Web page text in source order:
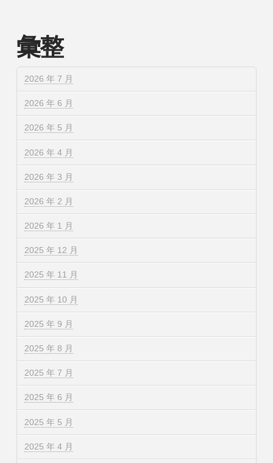
彙整
2026 年 7 月
2026 年 6 月
2026 年 5 月
2026 年 4 月
2026 年 3 月
2026 年 2 月
2026 年 1 月
2025 年 12 月
2025 年 11 月
2025 年 10 月
2025 年 9 月
2025 年 8 月
2025 年 7 月
2025 年 6 月
2025 年 5 月
2025 年 4 月